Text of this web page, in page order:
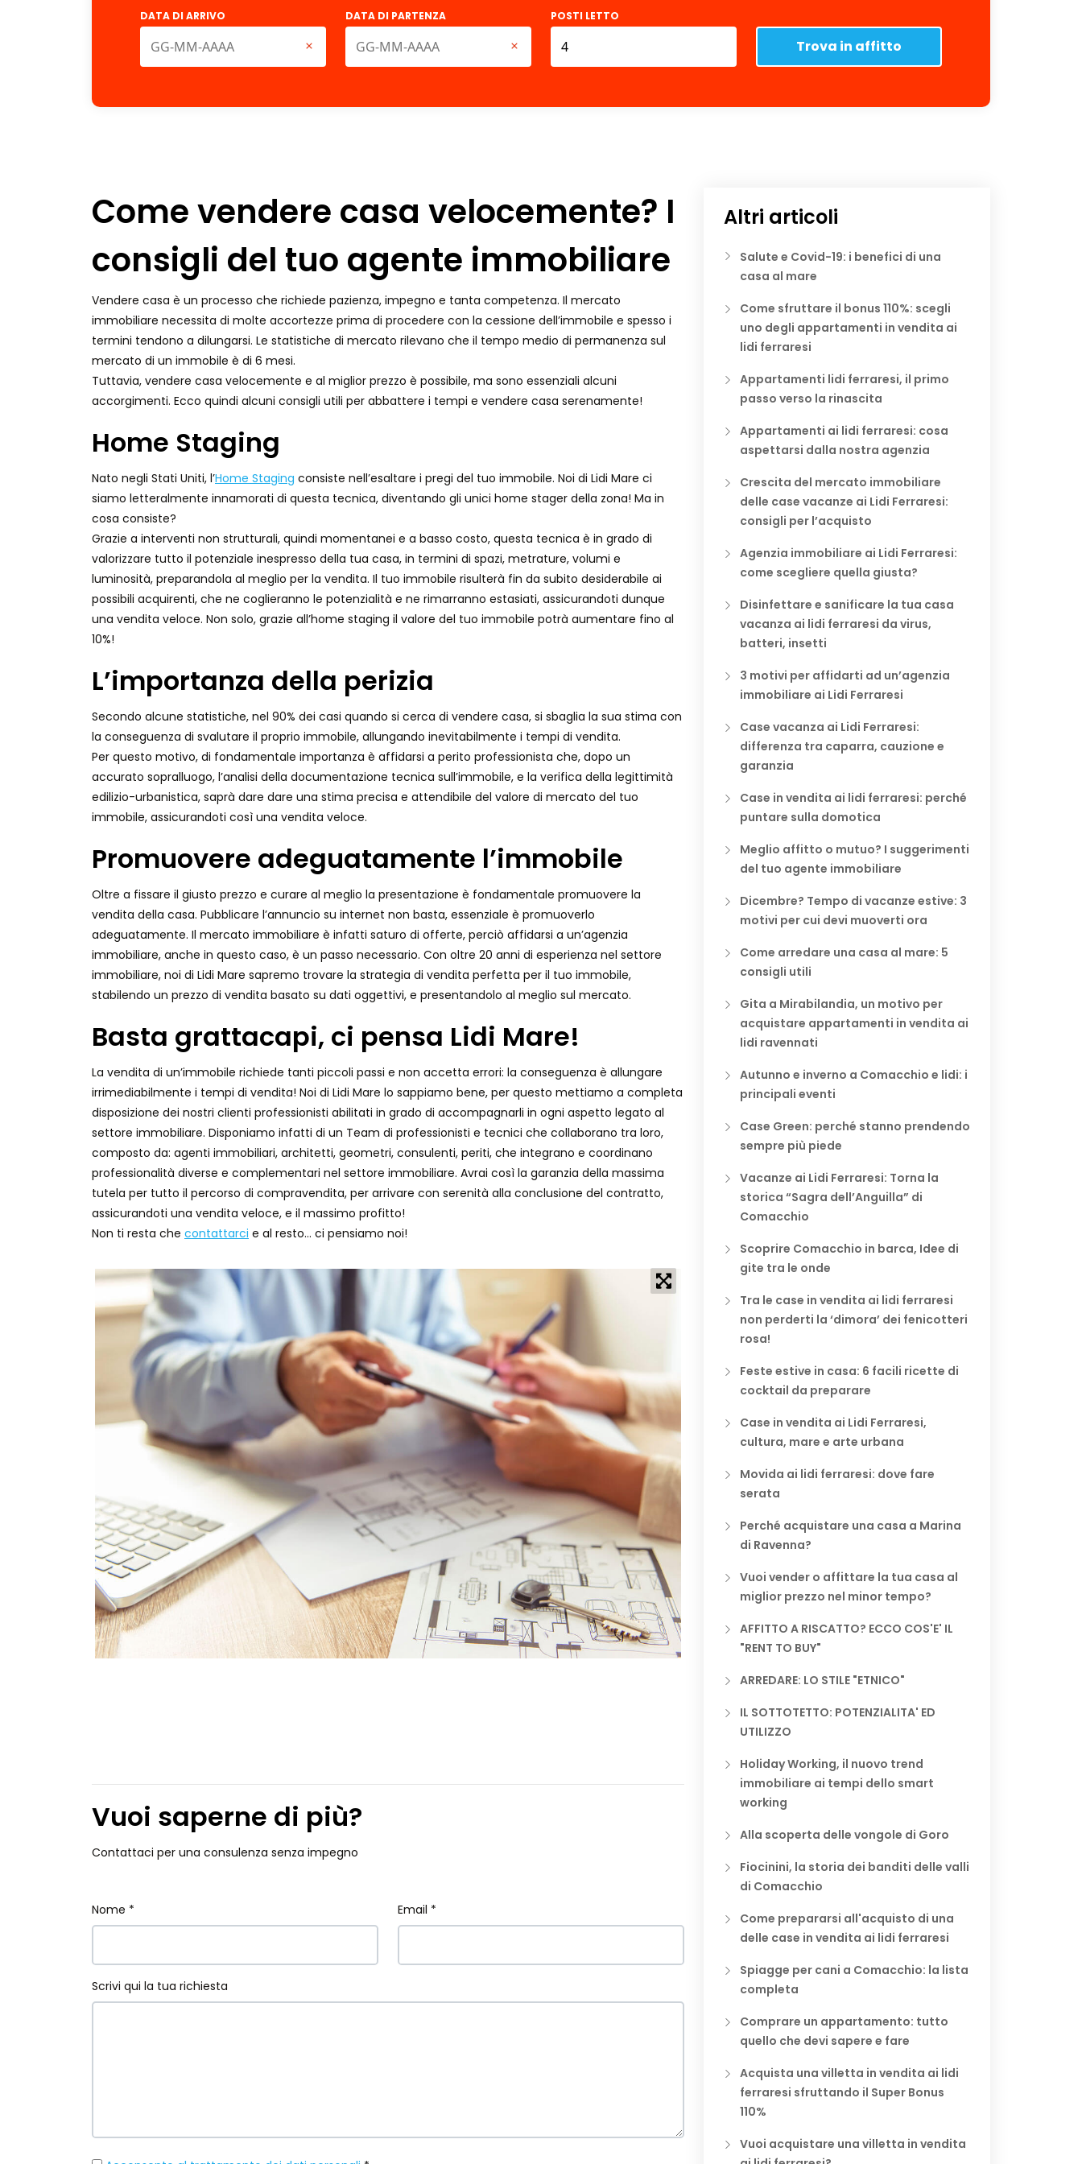
DATA DI ARRIVO DATA DI PARTENZA POSTI LETTO
Trova in affitto
Come vendere casa velocemente? I
consigli del tuo agente immobiliare
Vendere casa è un processo che richiede pazienza, impegno e tanta competenza. Il mercato
immobiliare necessita di molte accortezze prima di procedere con la cessione dell’immobile e spesso i
termini tendono a dilungarsi. Le statistiche di mercato rilevano che il tempo medio di permanenza sul
mercato di un immobile è di 6 mesi.
Tuttavia, vendere casa velocemente e al miglior prezzo è possibile, ma sono essenziali alcuni
accorgimenti. Ecco quindi alcuni consigli utili per abbattere i tempi e vendere casa serenamente!
Home Staging
Nato negli Stati Uniti, l’Home Staging consiste nell’esaltare i pregi del tuo immobile. Noi di Lidi Mare ci
siamo letteralmente innamorati di questa tecnica, diventando gli unici home stager della zona! Ma in
cosa consiste?
Grazie a interventi non strutturali, quindi momentanei e a basso costo, questa tecnica è in grado di
valorizzare tutto il potenziale inespresso della tua casa, in termini di spazi, metrature, volumi e
luminosità, preparandola al meglio per la vendita. Il tuo immobile risulterà fin da subito desiderabile ai
possibili acquirenti, che ne coglieranno le potenzialità e ne rimarranno estasiati, assicurandoti dunque
una vendita veloce. Non solo, grazie all’home staging il valore del tuo immobile potrà aumentare fino al
10%!
L’importanza della perizia
Secondo alcune statistiche, nel 90% dei casi quando si cerca di vendere casa, si sbaglia la sua stima con
la conseguenza di svalutare il proprio immobile, allungando inevitabilmente i tempi di vendita.
Per questo motivo, di fondamentale importanza è affidarsi a perito professionista che, dopo un
accurato sopralluogo, l’analisi della documentazione tecnica sull’immobile, e la verifica della legittimità
edilizio-urbanistica, saprà dare dare una stima precisa e attendibile del valore di mercato del tuo
immobile, assicurandoti così una vendita veloce.
Promuovere adeguatamente l’immobile
Oltre a fissare il giusto prezzo e curare al meglio la presentazione è fondamentale promuovere la
vendita della casa. Pubblicare l’annuncio su internet non basta, essenziale è promuoverlo
adeguatamente. Il mercato immobiliare è infatti saturo di offerte, perciò affidarsi a un’agenzia
immobiliare, anche in questo caso, è un passo necessario. Con oltre 20 anni di esperienza nel settore
immobiliare, noi di Lidi Mare sapremo trovare la strategia di vendita perfetta per il tuo immobile,
stabilendo un prezzo di vendita basato su dati oggettivi, e presentandolo al meglio sul mercato.
Basta grattacapi, ci pensa Lidi Mare!
La vendita di un’immobile richiede tanti piccoli passi e non accetta errori: la conseguenza è allungare
irrimediabilmente i tempi di vendita! Noi di Lidi Mare lo sappiamo bene, per questo mettiamo a completa
disposizione dei nostri clienti professionisti abilitati in grado di accompagnarli in ogni aspetto legato al
settore immobiliare. Disponiamo infatti di un Team di professionisti e tecnici che collaborano tra loro,
composto da: agenti immobiliari, architetti, geometri, consulenti, periti, che integrano e coordinano
professionalità diverse e complementari nel settore immobiliare. Avrai così la garanzia della massima
tutela per tutto il percorso di compravendita, per arrivare con serenità alla conclusione del contratto,
assicurandoti una vendita veloce, e il massimo profitto!
Non ti resta che contattarci e al resto… ci pensiamo noi!
Vuoi saperne di più?
Contattaci per una consulenza senza impegno
Nome * Email *
Scrivi qui la tua richiesta
Altri articoli
Salute e Covid-19: i benefici di una
casa al mare
Come sfruttare il bonus 110%: scegli
uno degli appartamenti in vendita ai
lidi ferraresi
Appartamenti lidi ferraresi, il primo
passo verso la rinascita
Appartamenti ai lidi ferraresi: cosa
aspettarsi dalla nostra agenzia
Crescita del mercato immobiliare
delle case vacanze ai Lidi Ferraresi:
consigli per l’acquisto
Agenzia immobiliare ai Lidi Ferraresi:
come scegliere quella giusta?
Disinfettare e sanificare la tua casa
vacanza ai lidi ferraresi da virus,
batteri, insetti
3 motivi per affidarti ad un’agenzia
immobiliare ai Lidi Ferraresi
Case vacanza ai Lidi Ferraresi:
differenza tra caparra, cauzione e
garanzia
Case in vendita ai lidi ferraresi: perché
puntare sulla domotica
Meglio affitto o mutuo? I suggerimenti
del tuo agente immobiliare
Dicembre? Tempo di vacanze estive: 3
motivi per cui devi muoverti ora
Come arredare una casa al mare: 5
consigli utili
Gita a Mirabilandia, un motivo per
acquistare appartamenti in vendita ai
lidi ravennati
Autunno e inverno a Comacchio e lidi: i
principali eventi
Case Green: perché stanno prendendo
sempre più piede
Vacanze ai Lidi Ferraresi: Torna la
storica “Sagra dell’Anguilla” di
Comacchio
Scoprire Comacchio in barca, Idee di
gite tra le onde
Tra le case in vendita ai lidi ferraresi
non perderti la ‘dimora’ dei fenicotteri
rosa!
Feste estive in casa: 6 facili ricette di
cocktail da preparare
Case in vendita ai Lidi Ferraresi,
cultura, mare e arte urbana
Movida ai lidi ferraresi: dove fare
serata
Perché acquistare una casa a Marina
di Ravenna?
Vuoi vender o affittare la tua casa al
miglior prezzo nel minor tempo?
AFFITTO A RISCATTO? ECCO COS'E' IL
"RENT TO BUY"
ARREDARE: LO STILE "ETNICO"
IL SOTTOTETTO: POTENZIALITA' ED
UTILIZZO
Holiday Working, il nuovo trend
immobiliare ai tempi dello smart
working
Alla scoperta delle vongole di Goro
Fiocinini, la storia dei banditi delle valli
di Comacchio
Come prepararsi all'acquisto di una
delle case in vendita ai lidi ferraresi
Spiagge per cani a Comacchio: la lista
completa
Comprare un appartamento: tutto
quello che devi sapere e fare
Acquista una villetta in vendita ai lidi
ferraresi sfruttando il Super Bonus
110%
Vuoi acquistare una villetta in vendita